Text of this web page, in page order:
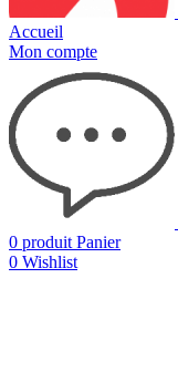
Accueil
Mon compte
0 produit Panier
0 Wishlist